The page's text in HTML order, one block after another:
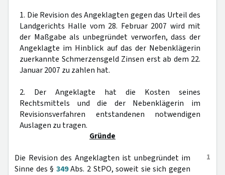
1. Die Revision des Angeklagten gegen das Urteil des
Landgerichts Halle vom 28. Februar 2007 wird mit
der Maßgabe als unbegründet verworfen, dass der
Angeklagte im Hinblick auf das der Nebenklägerin
zuerkannte Schmerzensgeld Zinsen erst ab dem 22.
Januar 2007 zu zahlen hat.
2. Der Angeklagte hat die Kosten seines
Rechtsmittels und die der Nebenklägerin im
Revisionsverfahren entstandenen notwendigen
Auslagen zu tragen.
Gründe
1
Die Revision des Angeklagten ist unbegründet im
Sinne des § 349Abs. 2 StPO, soweit sie sich gegen